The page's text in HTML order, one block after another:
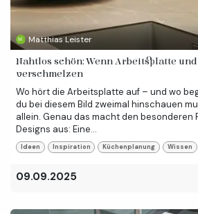
Matthias Leister
Nahtlos schön: Wenn Arbeitsplatte
verschmelzen
Wo hört die Arbeitsplatte auf – und wo
du bei diesem Bild zweimal hinschauen
allein. Genau das macht den besonderen
Designs aus: Eine...
Ideen Inspiration Küchenplanung Wissen
09.09.2025